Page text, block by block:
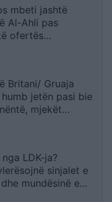
mbeti jashtë
Al-Ahli pas
ofertës
Britani/ Gruaja
jetën pasi bie
mjekët
LDK-ja?
sinjalet e
mundësinë e